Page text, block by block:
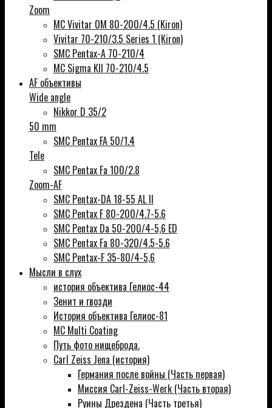
Zoom
MC Vivitar OM 80-200/4.5 (Kiron)
Vivitar 70-210/3.5 Series 1 (Kiron)
SMC Pentax-A 70-210/4
MC Sigma KII 70-210/4.5
AF объективы
Wide angle
Nikkor D 35/2
50 mm
SMC Pentax FA 50/1.4
Tele
SMC Pentax Fa 100/2.8
Zoom-AF
SMC Pentax-DA 18-55 AL II
SMC Pentax F 80-200/4.7-5.6
SMC Pentax Da 50-200/4-5,6 ED
SMC Pentax Fa 80-320/4.5-5.6
SMC Pentax-F 35-80/4-5,6
Мысли в слух
история объектива Гелиос-44
Зенит и гвозди
История объектива Гелиос-81
MC Multi Coating
Путь фото нищеброда.
Carl Zeiss Jena (история)
Германия после войны (Часть первая)
Миссия Carl-Zeiss-Werk (Часть вторая)
Руины Дрездена (Часть третья)